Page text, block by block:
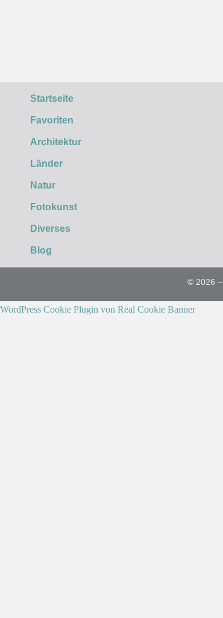
Startseite
Favoriten
Architektur
Länder
Natur
Fotokunst
Diverses
Blog
© 2026
WordPress Cookie Plugin von Real Cookie Banner